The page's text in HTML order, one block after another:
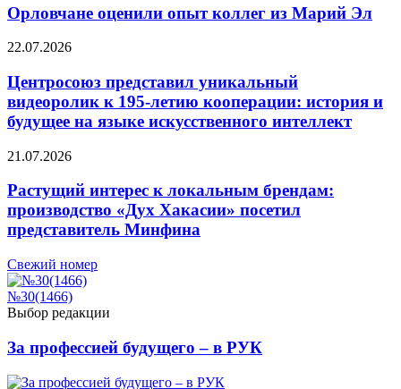
Орловчане оценили опыт коллег из Марий Эл
22.07.2026
Центросоюз представил уникальный
видеоролик к 195-летию кооперации: история и
будущее на языке искусственного интеллект
21.07.2026
Растущий интерес к локальным брендам:
производство «Дух Хакасии» посетил
представитель Минфина
Свежий номер
№30(1466)
Выбор редакции
За профессией будущего – в РУК